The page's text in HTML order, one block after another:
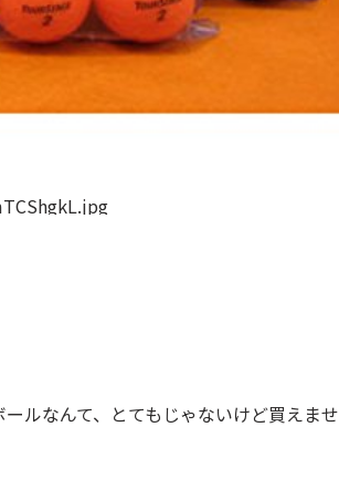
ルなんて、とてもじゃないけど買えませ